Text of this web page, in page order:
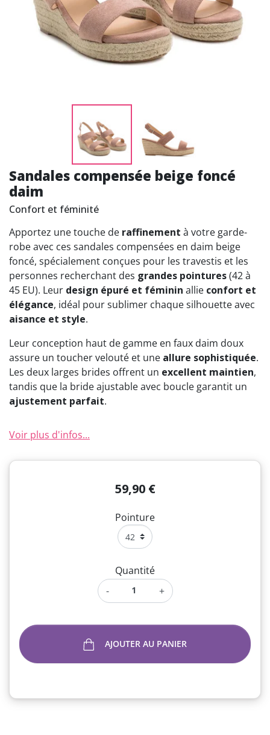
Sandales compensée beige foncé
daim
Confort et féminité
Apportez une touche de raffinement à votre garde-
robe avec ces sandales compensées en daim beige
foncé, spécialement conçues pour les travestis et les
personnes recherchant des grandes pointures(42 à
45 EU). Leur design épuré et féminin allie confort et
élégance, idéal pour sublimer chaque silhouette avec
aisance et style.
Leur conception haut de gamme en faux daim doux
assure un toucher velouté et une allure sophistiquée.
Les deux larges brides offrent un excellent maintien,
tandis que la bride ajustable avec boucle garantit un
ajustement parfait.
Voir plus d'infos...
59,90 €
Pointure
Quantité
-
+
AJOUTER AU PANIER